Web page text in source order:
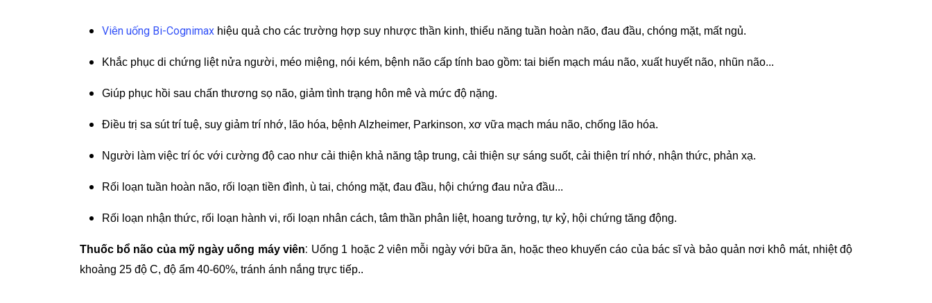
Viên uống Bi-Cognimax hiệu quả cho các trường hợp suy nhược thần kinh, thiểu năng tuần hoàn não, đau đầu, chóng mặt, mất ngủ.
Khắc phục di chứng liệt nửa người, méo miệng, nói kém, bệnh não cấp tính bao gồm: tai biến mạch máu não, xuất huyết não, nhũn não...
Giúp phục hồi sau chấn thương sọ não, giảm tình trạng hôn mê và mức độ nặng.
Điều trị sa sút trí tuệ, suy giảm trí nhớ, lão hóa, bệnh Alzheimer, Parkinson, xơ vữa mạch máu não, chống lão hóa.
Người làm việc trí óc với cường độ cao như cải thiện khả năng tập trung, cải thiện sự sáng suốt, cải thiện trí nhớ, nhận thức, phản xạ.
Rối loạn tuần hoàn não, rối loạn tiền đình, ù tai, chóng mặt, đau đầu, hội chứng đau nửa đầu...
Rối loạn nhận thức, rối loạn hành vi, rối loạn nhân cách, tâm thần phân liệt, hoang tưởng, tự kỷ, hội chứng tăng động.
Thuốc bổ não của mỹ ngày uống máy viên: Uống 1 hoặc 2 viên mỗi ngày với bữa ăn, hoặc theo khuyến cáo của bác sĩ và bảo quản nơi khô mát, nhiệt độ
khoảng 25 độ C, độ ẩm 40-60%, tránh ánh nắng trực tiếp..